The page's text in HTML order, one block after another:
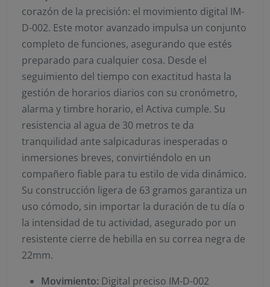
corazón de la precisión: el movimiento digital IM-
D-002. Este motor avanzado impulsa un conjunto
completo de funciones, asegurando que estés
preparado para cualquier cosa. Desde el
seguimiento del tiempo con exactitud hasta la
gestión de horarios diarios con su cronómetro,
alarma y timbre horario, el Activa cumple. Su
resistencia al agua de 30 metros te da
tranquilidad ante salpicaduras inesperadas o
inmersiones breves, convirtiéndolo en un
compañero fiable para tu estilo de vida dinámico.
Su construcción ligera de 63 gramos garantiza un
uso cómodo, sin importar la duración de tu día o
la intensidad de tu actividad, asegurado por un
resistente cierre de hebilla en su correa negra de
22mm.
Movimiento: Digital preciso IM-D-002